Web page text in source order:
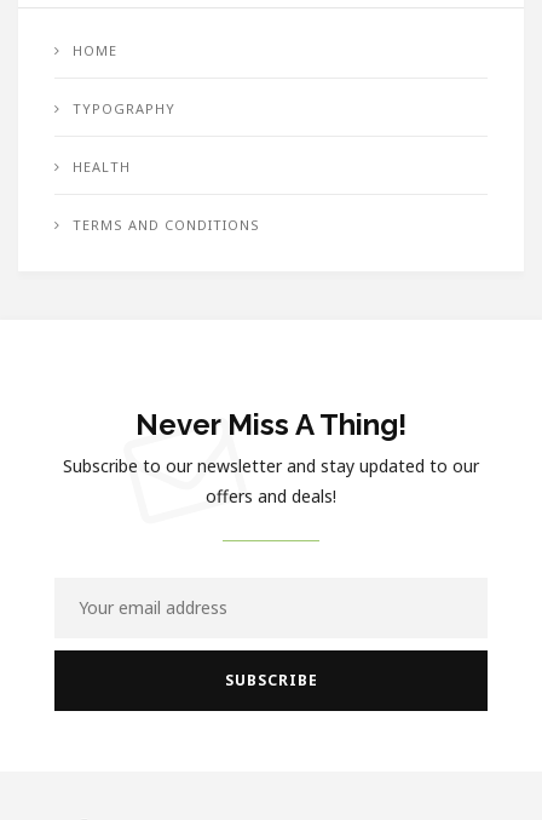
HOME
TYPOGRAPHY
HEALTH
TERMS AND CONDITIONS
Never Miss A Thing!
Subscribe to our newsletter and stay updated to our
offers and deals!